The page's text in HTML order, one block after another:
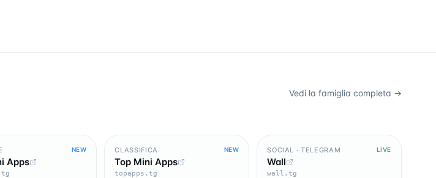
Vedi la famiglia completa →
NEW
Apps
CLASSIFICA NEW
Top Mini Apps
topapps.tg
SOCIAL · TELEGRAM LIVE
Wall
wall.tg